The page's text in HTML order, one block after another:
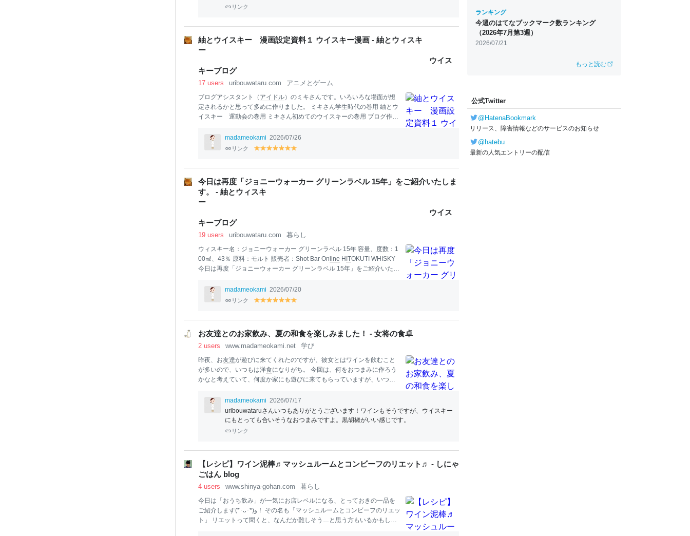
きました。 勿論、お味もとっても美味しかったですよ。 芦ノ湖のはなを
ド プリン ソフトクリーム 琥珀糖 ベビーフード 飲み物
食べたもの＆
リンク
紬とウイスキー 漫画設定資料１ ウイスキー漫画 - 紬とウィスキ
ー
ウイス
キーブログ
17 users uribouwataru.com アニメとゲーム
ブログアシスタント（ アイドル）のミキさんです。いろいろな場面が想
定されるかと思って多めに作りました。 ミキさん学生時代の巻用 紬とウ
イスキー 運動会の巻用 ミキさん初めてのウイスキーの巻用 ブログ作戦
ンスの巻用１ 紬とウイスキー 夏のバカンスの巻用２ ミキさんの正体用
現在は、ウリボウ達のものも個別に作っています。出来ましたらまた公
madameokami 2026/07/26
リンク
y
lo
y
lo
w
y
lo
y
lo
w
y
lo
w
y
lolo
今日は再度「ジョニーウォーカー グリーンラベル 15年」をご紹介いたしま
す。 - 紬とウィスキ
ー
ウイス
キーブログ
19 users uribouwataru.com 暮らし
ウィスキー名：ジョニーウォーカー グリーンラベル 15年 容量、度数：1
00㎖、43％ 原料：モルト 販売者：Shot Bar On line H ITOKUTI WHISKY
今日は再度「ジョニーウォーカー グリーンラベル 15年」をご紹介いたし
wataru.com 今回は30㎖から100㎖にたっぷりサイズアップして飲んでい
きます～ ひとくちウイスキー 量り売り専門通販サイト Shot Bar On
であるのに対し、本品はグレーン原酒を用いないブレ
madameokami 2026/07/20
リンク
y
lo
w
y
lo
w
y
lo
y
lo
w
y
lo
w
y
lo
w
lo
w
お友達とのお家飲み、夏の和食を楽しみました！ - 女将の食卓
2 users www.madameokami.net 学び
昨夜、お友達が遊びに来てくれたのですが、彼女とはワインを飲むこと
が多いので、いつもは洋食になりがち。 今回は、何をおつまみに作ろう
かなと考えていて、何度か家にも遊びに来てもらっていますが、いつも
せんでした。 最近、毎日、暑い日が続いているので、サッパリしたもの
がいいかなと思い、それならば夏の和食にしよう！と思いました。 そう
したら、次々と作りたいものが浮かんできて、ひらめいてきて、あっと
いう間に（と言っても前日でしたが）メニューが決まり、買い物に行っ
き うざく 枝豆 他にも ご飯もの 鰻の手毬寿司 お友達とのお家飲み、夏の
和
madameokami 2026/07/17
uribouwataruさんいつもありがとうございます！ワインもそうですが、ウイスキー
にもとっても合いそうなおつまみですよ。黒胡椒がいい感じです。
リンク
【レシピ】ワイン泥棒♬マッシュルームとコンビーフのリエット♬ - しにゃ
ごはん blog
4 users www.shinya-gohan.com 暮らし
今日は「おうち飲み」が一気にお店レベルになる、とっておきの一品を
ご紹介します(*･ᴗ･*)و！ その名も「マッシュルームとコンビーフのリエッ
ト」 リエットって聞くと、なんだか難しそう…と思う方もいるかもしれ
ランキング
今週のはてなブックマーク数ランキング
（2026年7月第3週）
2026/07/21
もっと読む
公式Twitter
@HatenaBookmark
リリース、障害情報などのサービスのお知らせ
@hatebu
最新の人気エントリーの配信